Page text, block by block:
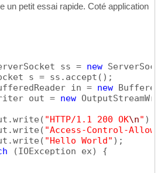
un petit essai rapide. Coté application
ss =
new
s = ss.accept
( ) ;
in =
new
out =
new
( "HTTP/1.1 200 OK\n" )
( "Access-Control-
( "Hello World" ) ;
(IOException ex)
{